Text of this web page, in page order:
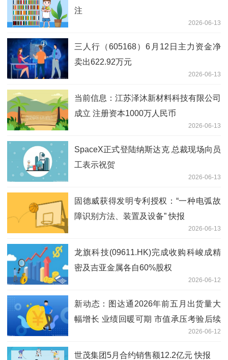
注
2026-06-13
三人行（605168）6月12日主力资金净
卖出622.92万元
2026-06-13
当前信息：江苏泽沐新材料科技有限公司
成立 注册资本1000万人民币
2026-06-13
SpaceX正式登陆纳斯达克 总裁现场向员
工表示祝贺
2026-06-13
固德威获得发明专利授权：“一种电弧故
障识别方法、装置及设备” 快报
2026-06-13
龙旗科技(09611.HK)完成收购科峻成精
密及吉亚金属各自60%股权
2026-06-12
新动态：图达通2026年前五月出货量大
幅增长 业绩回暖可期 市值承压考验后续
2026-06-12
世茂集团5月合约销售额12.2亿元 快报